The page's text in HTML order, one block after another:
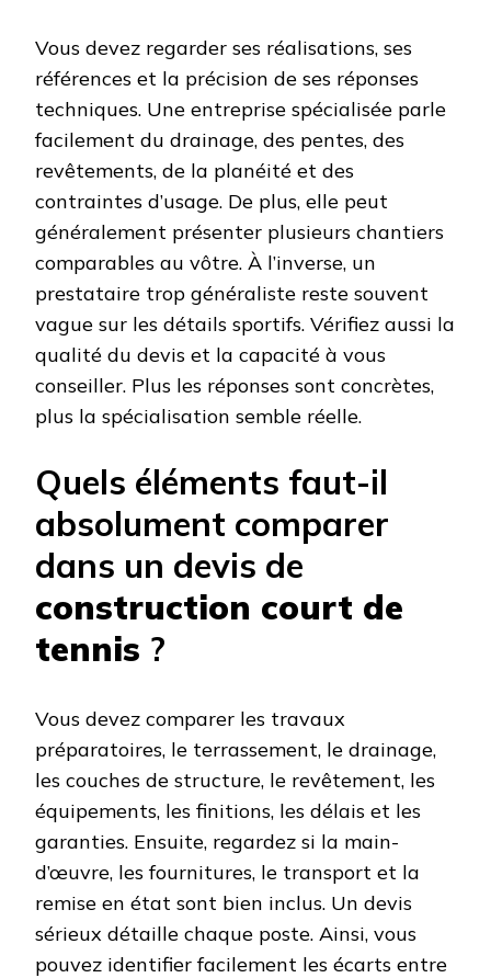
Vous devez regarder ses réalisations, ses
références et la précision de ses réponses
techniques. Une entreprise spécialisée parle
facilement du drainage, des pentes, des
revêtements, de la planéité et des
contraintes d’usage. De plus, elle peut
généralement présenter plusieurs chantiers
comparables au vôtre. À l’inverse, un
prestataire trop généraliste reste souvent
vague sur les détails sportifs. Vérifiez aussi la
qualité du devis et la capacité à vous
conseiller. Plus les réponses sont concrètes,
plus la spécialisation semble réelle.
Quels éléments faut-il
absolument comparer
dans un devis de
construction court de
tennis ?
Vous devez comparer les travaux
préparatoires, le terrassement, le drainage,
les couches de structure, le revêtement, les
équipements, les finitions, les délais et les
garanties. Ensuite, regardez si la main-
d’œuvre, les fournitures, le transport et la
remise en état sont bien inclus. Un devis
sérieux détaille chaque poste. Ainsi, vous
pouvez identifier facilement les écarts entre